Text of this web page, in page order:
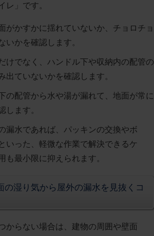
レ」です。
がかすかに揺れていないか、チョロチョ
いかを確認します。
けでなく、ハンドル下や収納内の配管の
出ていないかを確認します。
の配管から水や湯が漏れて、地面が常に
します。
漏水であれば、パッキンの交換やボ
いった、軽微な作業で解決できるケ
も最小限に抑えられます。
の湿り気から屋外の漏水を見抜くコ
からない場合は、建物の周囲や壁面